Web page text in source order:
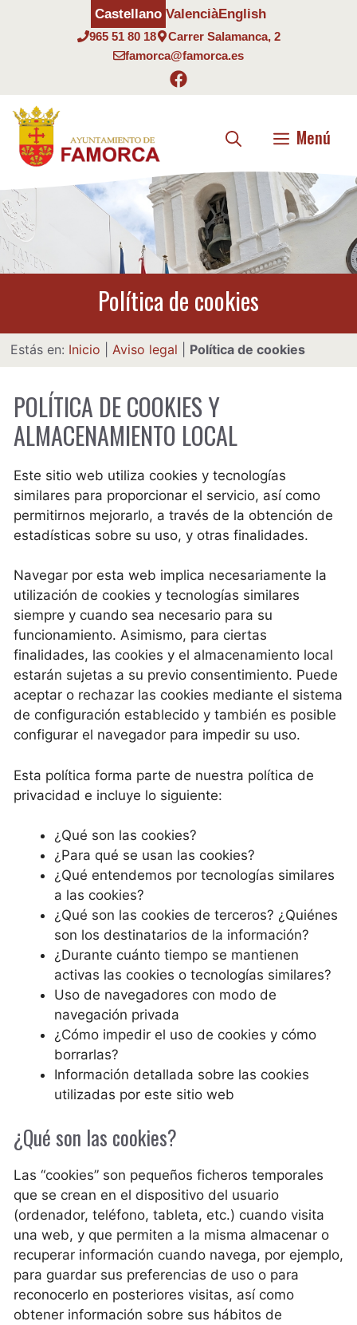
965 51 80 18
Carrer Salamanca, 2
famorca@famorca.es
Castellano ValenciàEnglish
Menú
Política de cookies
Estás en: Inicio Aviso legal Política de cookies
POLÍTICA DE COOKIES Y
ALMACENAMIENTO LOCAL
Este sitio web utiliza cookies y tecnologías
similares para proporcionar el servicio, así como
permitirnos mejorarlo, a través de la obtención de
estadísticas sobre su uso, y otras finalidades.
Navegar por esta web implica necesariamente la
utilización de cookies y tecnologías similares
siempre y cuando sea necesario para su
funcionamiento. Asimismo, para ciertas
finalidades, las cookies y el almacenamiento local
estarán sujetas a su previo consentimiento. Puede
aceptar o rechazar las cookies mediante el sistema
de configuración establecido y también es posible
configurar el navegador para impedir su uso.
Esta política forma parte de nuestra política de
privacidad e incluye lo siguiente:
¿Qué son las cookies?
¿Para qué se usan las cookies?
¿Qué entendemos por tecnologías similares
a las cookies?
¿Qué son las cookies de terceros? ¿Quiénes
son los destinatarios de la información?
¿Durante cuánto tiempo se mantienen
activas las cookies o tecnologías similares?
Uso de navegadores con modo de
navegación privada
¿Cómo impedir el uso de cookies y cómo
borrarlas?
Información detallada sobre las cookies
utilizadas por este sitio web
¿Qué son las cookies?
Las “cookies” son pequeños ficheros temporales
que se crean en el dispositivo del usuario
(ordenador, teléfono, tableta, etc.) cuando visita
una web, y que permiten a la misma almacenar o
recuperar información cuando navega, por ejemplo,
para guardar sus preferencias de uso o para
reconocerlo en posteriores visitas, así como
obtener información sobre sus hábitos de